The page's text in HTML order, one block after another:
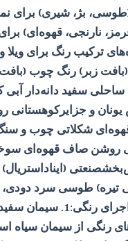
بژ، شیری) برای
نارنجی، قهوه‌ای)
ترکیب رنگ برای
زبر) رنگ چوب
ساحلی سفید دانه‌دار
و جزایرکوهستانی
شکلاتی چوب و
صاف قهوه‌ای
تیره) طوسی سرد
فنی مهم برای اجرای
رنگی از سیمان سیاه